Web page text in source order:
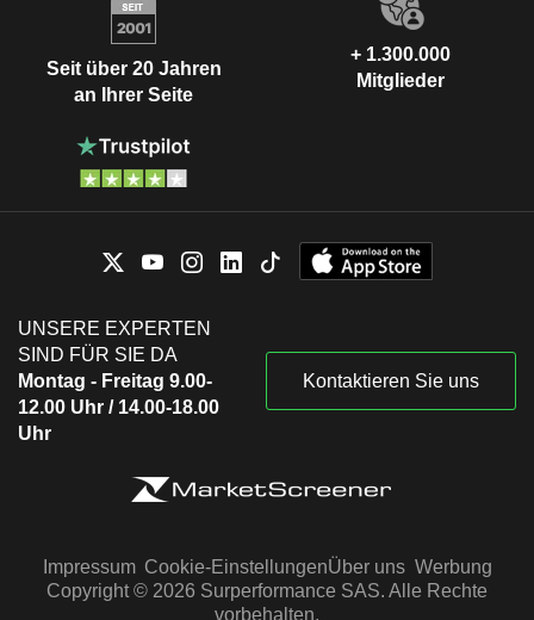
Seit über 20 Jahren
an Ihrer Seite
+ 1.300.000
Mitglieder
UNSERE EXPERTEN
SIND FÜR SIE DA
Montag - Freitag 9.00-
12.00 Uhr / 14.00-18.00
Uhr
Kontaktieren Sie uns
Impressum Cookie-EinstellungenÜber uns Werbung
Copyright © 2026 Surperformance SAS. Alle Rechte
vorbehalten.